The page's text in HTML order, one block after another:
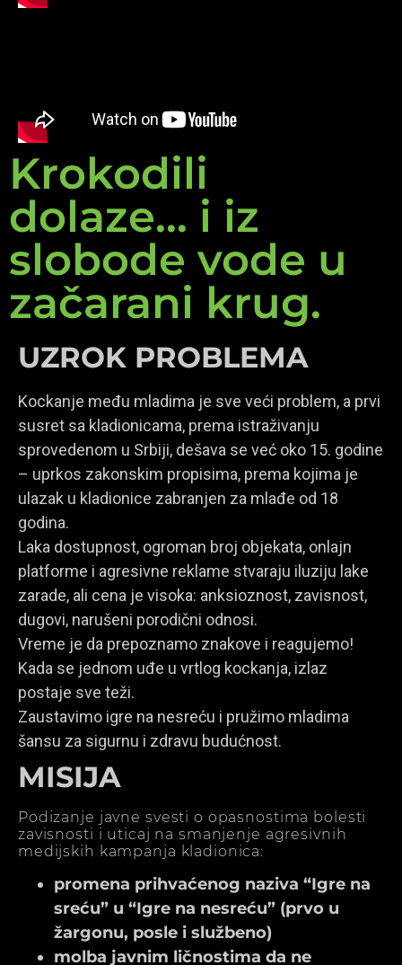
Krokodili
dolaze... i iz
slobode vode u
začarani krug.
UZROK PROBLEMA
Kockanje među mladima je sve veći problem, a prvi
susret sa kladionicama, prema istraživanju
sprovedenom u Srbiji, dešava se već oko 15. godine
– uprkos zakonskim propisima, prema kojima je
ulazak u kladionice zabranjen za mlađe od 18
godina.
Laka dostupnost, ogroman broj objekata, onlajn
platforme i agresivne reklame stvaraju iluziju lake
zarade, ali cena je visoka: anksioznost, zavisnost,
dugovi, narušeni porodični odnosi.
Vreme je da prepoznamo znakove i reagujemo!
Kada se jednom uđe u vrtlog kockanja, izlaz
postaje sve teži.
Zaustavimo igre na nesreću i pružimo mladima
šansu za sigurnu i zdravu budućnost.
MISIJA
Podizanje javne svesti o opasnostima bolesti
zavisnosti i uticaj na smanjenje agresivnih
medijskih kampanja kladionica:
promena prihvaćenog naziva “Igre na
sreću” u “Igre na nesreću” (prvo u
žargonu, posle i službeno)
molba javnim ličnostima da ne